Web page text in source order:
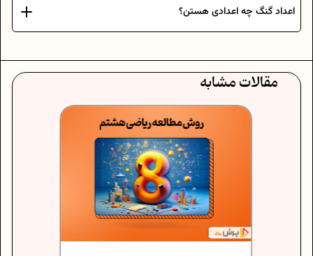
اعداد گنگ چه اعدادی هستن؟
مقالات مشابه